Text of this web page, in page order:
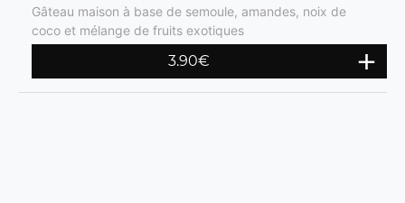
Gâteau maison à base de semoule, amandes, noix de
coco et mélange de fruits exotiques
3.90€